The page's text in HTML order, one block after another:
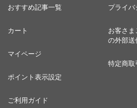
おすすめ記事一覧
カート
マイページ
ポイント表示設定
ご利用ガイド
プライバ
お客さま
の外部送
特定商取